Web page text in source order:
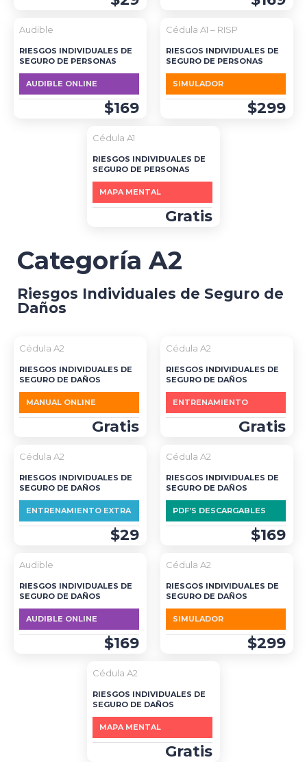
DESTACADO
Audible
RIESGOS INDIVIDUALES DE
SEGURO DE PERSONAS
AUDIBLE ONLINE
$169
Cédula A1 – RISP
RIESGOS INDIVIDUALES DE
SEGURO DE PERSONAS
SIMULADOR
$299
Cédula A1
RIESGOS INDIVIDUALES DE
SEGURO DE PERSONAS
MAPA MENTAL
Gratis
Categoría A2
Riesgos Individuales de Seguro de
Daños
Cédula A2
RIESGOS INDIVIDUALES DE
SEGURO DE DAÑOS
MANUAL ONLINE
Gratis
Cédula A2
RIESGOS INDIVIDUALES DE
SEGURO DE DAÑOS
ENTRENAMIENTO
Gratis
Cédula A2
RIESGOS INDIVIDUALES DE
SEGURO DE DAÑOS
ENTRENAMIENTO EXTRA
$29
Cédula A2
RIESGOS INDIVIDUALES DE
SEGURO DE DAÑOS
PDF’S DESCARGABLES
$169
DESTACADO
Audible
RIESGOS INDIVIDUALES DE
SEGURO DE DAÑOS
AUDIBLE ONLINE
$169
Cédula A2
RIESGOS INDIVIDUALES DE
SEGURO DE DAÑOS
SIMULADOR
$299
Cédula A2
RIESGOS INDIVIDUALES DE
SEGURO DE DAÑOS
MAPA MENTAL
Gratis